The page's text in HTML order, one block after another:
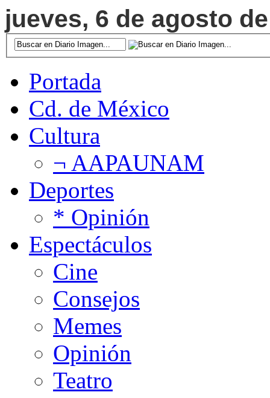
jueves, 6 de agosto
Portada
Cd. de México
Cultura
¬ AAPAUNAM
Deportes
* Opinión
Espectáculos
Cine
Consejos
Memes
Opinión
Teatro